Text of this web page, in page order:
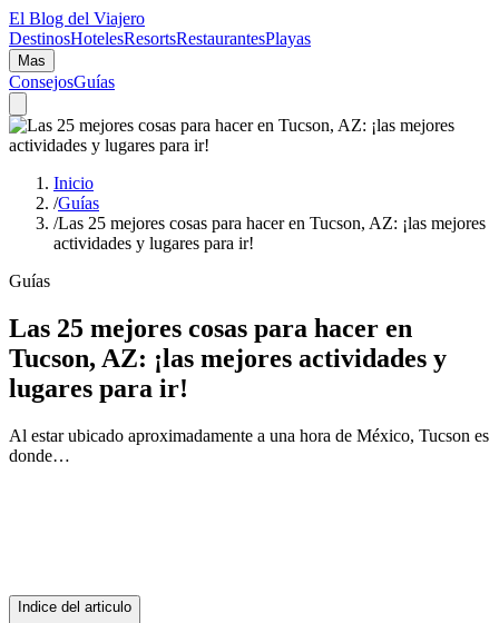
El Blog del Viajero
DestinosHotelesResortsRestaurantesPlayas
Mas
ConsejosGuías
Inicio
/Guías
/Las 25 mejores cosas para hacer en Tucson, AZ: ¡las mejores
actividades y lugares para ir!
Guías
Las 25 mejores cosas para hacer en
Tucson, AZ: ¡las mejores actividades y
lugares para ir!
Al estar ubicado aproximadamente a una hora de México, Tucson es
donde…
Indice del articulo